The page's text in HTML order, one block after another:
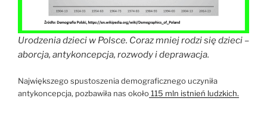
Urodzenia dzieci w Polsce. Coraz mniej rodzi się dzieci –
aborcja, antykoncepcja, rozwody i deprawacja.
Największego spustoszenia demograficznego uczyniła
antykoncepcja, pozbawiła nas około115 mln istnień ludzkich.